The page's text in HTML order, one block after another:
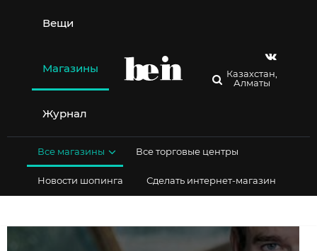
содержимому
Вещи
Магазины
Журнал
Казахстан,
Алматы
Все магазины Все торговые центры
Новости шопинга Сделать интернет-магазин